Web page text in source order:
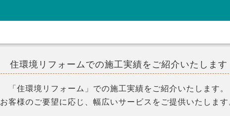
住環境リフォームでの施工実績をご紹介いたします
「住環境リフォーム」での施工実績をご紹介いたします。
お客様のご要望に応じ、幅広いサービスをご提供いたしま